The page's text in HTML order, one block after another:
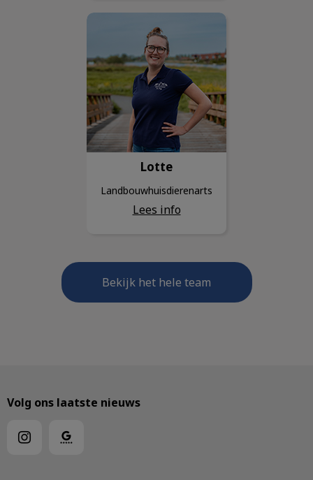
Lotte
Landbouwhuisdierenarts
Lees info
Bekijk het hele team
Volg ons laatste nieuws